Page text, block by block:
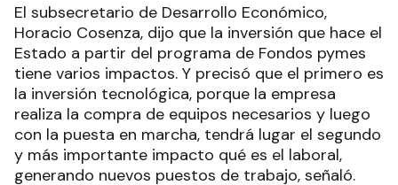
El subsecretario de Desarrollo Económico,
Horacio Cosenza, dijo que la inversión que hace el
Estado a partir del programa de Fondos pymes
tiene varios impactos. Y precisó que el primero es
la inversión tecnológica, porque la empresa
realiza la compra de equipos necesarios y luego
con la puesta en marcha, tendrá lugar el segundo
y más importante impacto qué es el laboral,
generando nuevos puestos de trabajo, señaló.